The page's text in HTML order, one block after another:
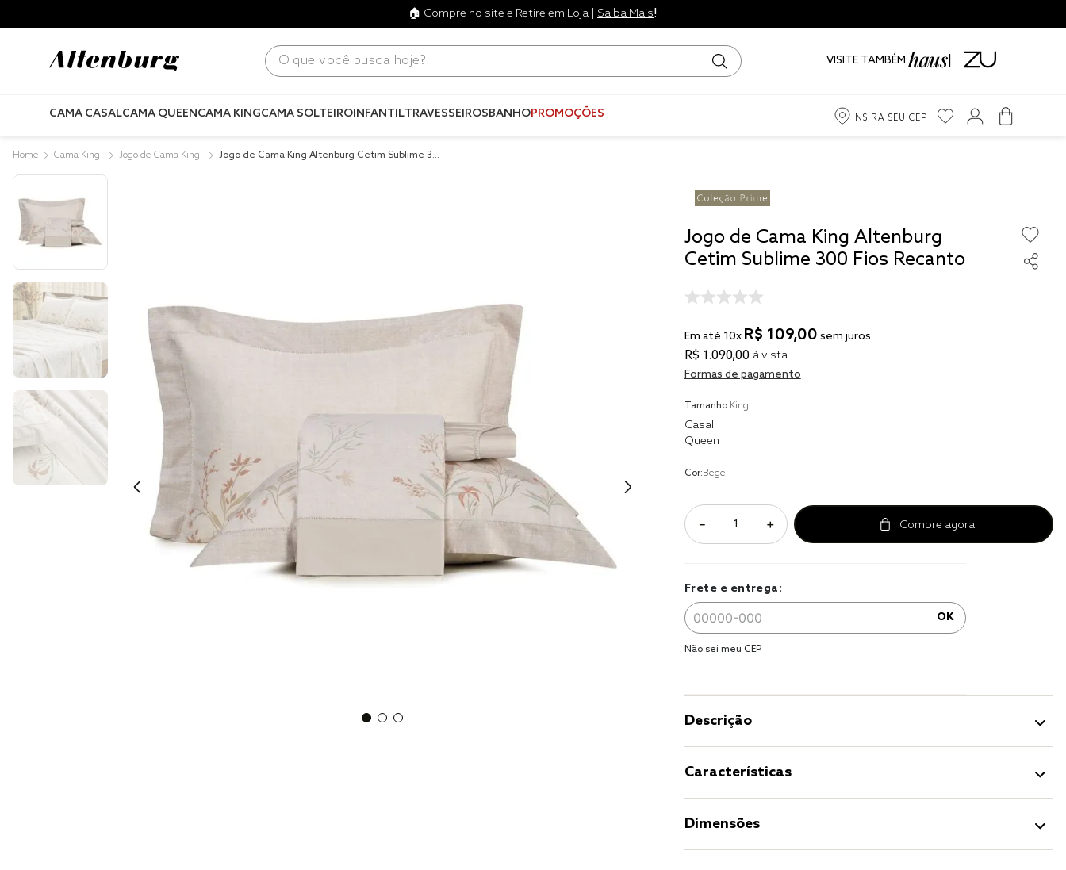
🏠 Compre no site e Retire em Loja | Saiba Mais!
O que você busca hoje?
VISITE TAMBÉM:
CAMA CASALCAMA QUEENCAMA KINGCAMA SOLTEIROINFANTILTRAVESSEIROSBANHOPROMOÇÕES INSIRA SEU CEP
Cama King Jogo de Cama King
Jogo de Cama King Altenburg Cetim Sublime 30
Jogo de Cama King Altenburg
Cetim Sublime 300 Fios Recanto
Em até 10x R$ 109,00 sem juros
R$ 1.090,00 à vista
Formas de pagamento
Tamanho:King
Casal
Queen
Cor:Bege
＋
－
Frete e entrega:
OK
Não sei meu CEP.
Descrição
Características
Dimensões
fronha
jogos cama
solteiro
cobre leito
casal